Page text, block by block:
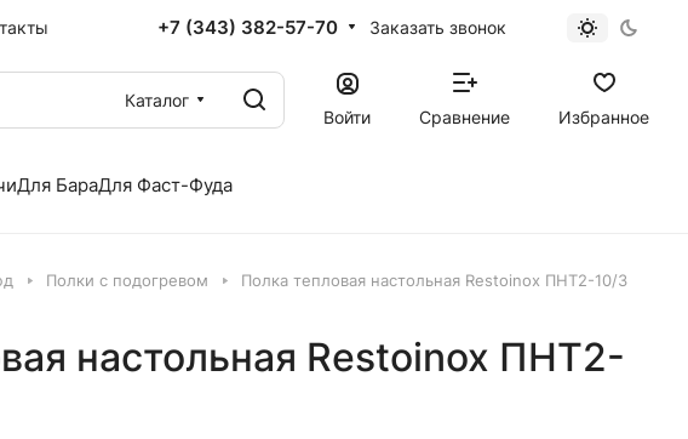
+7 (343) 382-57-70 Заказать звонок
Каталог
Войти
Сравнение Избранное
Для БараДля Фаст-Фуда
Полки с подогревом Полка тепловая настольная Restoinox ПНТ2-10/3
настольная Restoinox ПНТ2-